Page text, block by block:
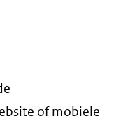
of mobiele